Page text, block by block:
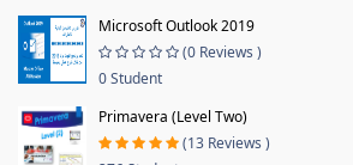
Microsoft Outlook 2019
(0 Reviews )
0 Student
Primavera (Level Two)
(13 Reviews )